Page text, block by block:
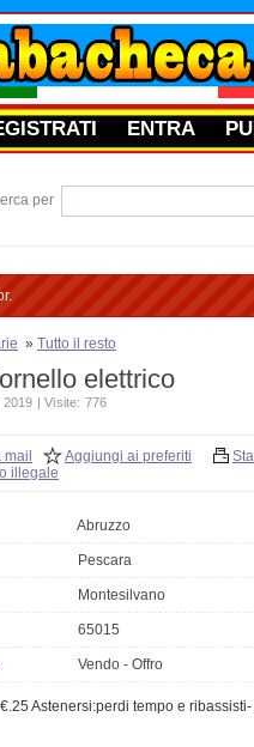
ENTRA
per
» Tutto il resto
elettrico
| Visite: 776
Aggiungi ai preferiti
illegale
Abruzzo
Pescara
Montesilvano
65015
Vendo - Offro
Astenersi:perdi tempo e